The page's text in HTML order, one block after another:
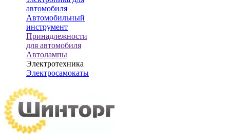
автомобиля
Автомобильный
инструмент
Принадлежности
для автомобиля
Автолампы
Электротехника
Электросамокаты